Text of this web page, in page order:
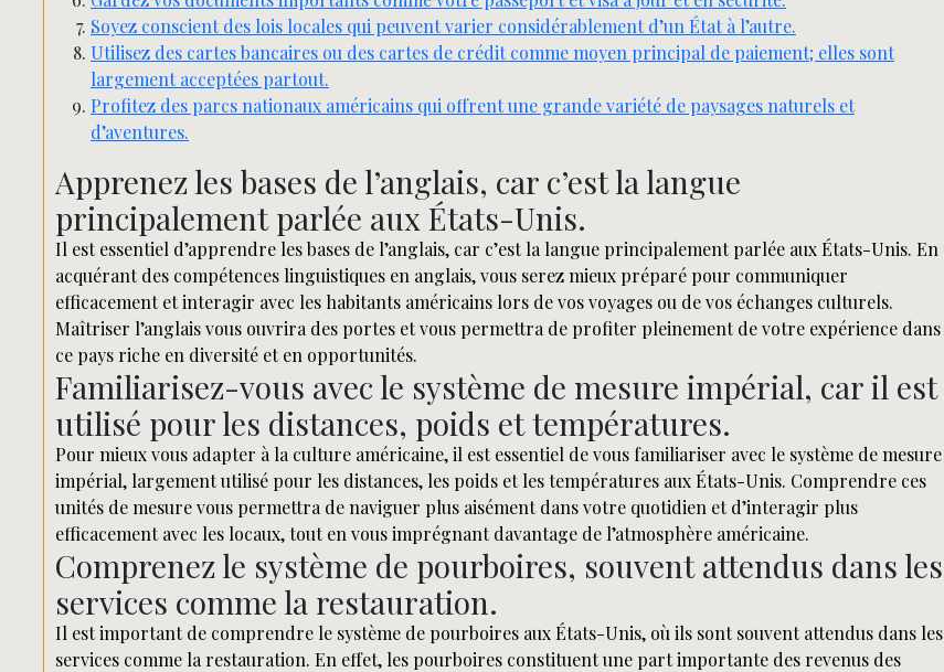
Soyez conscient des lois locales qui peuvent varier considérablement d’un État à l’autre.
Utilisez des cartes bancaires ou des cartes de crédit comme moyen principal de paiement; elles sont
largement acceptées partout.
Profitez des parcs nationaux américains qui offrent une grande variété de paysages naturels et
d’aventures.
Apprenez les bases de l’anglais, car c’est la langue
principalement parlée aux États-Unis.
Il est essentiel d’apprendre les bases de l’anglais, car c’est la langue principalement parlée aux États-Unis. En
acquérant des compétences linguistiques en anglais, vous serez mieux préparé pour communiquer
efficacement et interagir avec les habitants américains lors de vos voyages ou de vos échanges culturels.
Maîtriser l’anglais vous ouvrira des portes et vous permettra de profiter pleinement de votre expérience dans
ce pays riche en diversité et en opportunités.
Familiarisez-vous avec le système de mesure impérial, car il est
utilisé pour les distances, poids et températures.
Pour mieux vous adapter à la culture américaine, il est essentiel de vous familiariser avec le système de mesure
impérial, largement utilisé pour les distances, les poids et les températures aux États-Unis. Comprendre ces
unités de mesure vous permettra de naviguer plus aisément dans votre quotidien et d’interagir plus
efficacement avec les locaux, tout en vous imprégnant davantage de l’atmosphère américaine.
Comprenez le système de pourboires, souvent attendus dans les
services comme la restauration.
Il est important de comprendre le système de pourboires aux États-Unis, où ils sont souvent attendus dans les
services comme la restauration. En effet, les pourboires constituent une part importante des revenus des